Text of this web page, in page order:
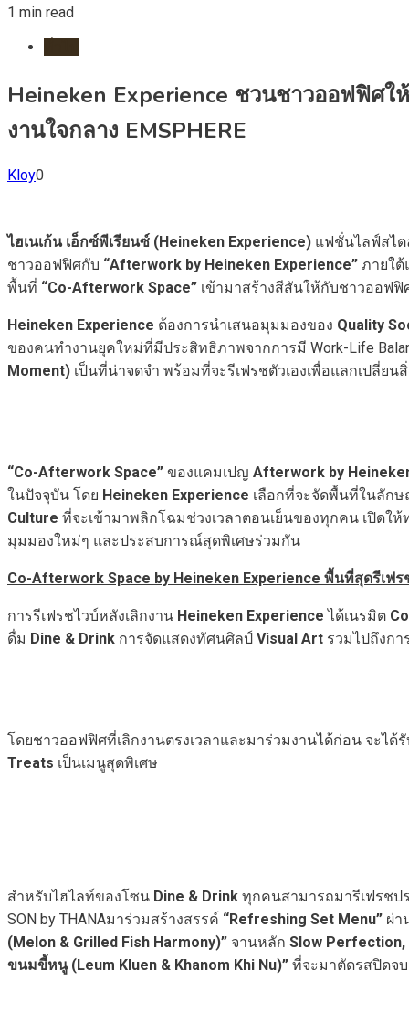
1 min read
Heineken Experience ชวนชาวออฟฟิศใ
งานใจกลาง EMSPHERE
Kloy0
ไฮเนเก้น เอ็กซ์พีเรียนซ์ (Heineken Experience) แฟชั่นไลฟ์สไ
ชาวออฟฟิศกับ “Afterwork by Heineken Experience” ภายใ
พื้นที่ “Co-Afterwork Space” เข้ามาสร้างสีสันให้กับชาวออฟฟิ
Heineken Experience ต้องการนำเสนอมุมมองของ Quality
ของคนทำงานยุคใหม่ที่มีประสิทธิภาพจากการมี Work-Life
Moment) เป็นที่น่าจดจำ พร้อมที่จะรีเฟรชตัวเองเพื่อแลกเปลี่ย
“Co-Afterwork Space” ของแคมเปญ Afterwork by
ในปัจจุบัน โดย Heineken Experience เลือกที่จะจัดพื้นที่ในลัก
Culture ที่จะเข้ามาพลิกโฉมช่วงเวลาตอนเย็นของทุกคน เปิดใ
มุมมองใหม่ๆ และประสบการณ์สุดพิเศษร่วมกัน
Co-Afterwork Space by Heineken Experience พื้นที่สุดรีเฟ
การรีเฟรชไวบ์หลังเลิกงาน Heineken Experience ได้เนรมิต
ดื่ม Dine & Drink การจัดแสดงทัศนศิลป์ Visual Art รวมไปถึงก
โดยชาวออฟฟิศที่เลิกงานตรงเวลาและมาร่วมงานได้ก่อน จะไ
Treats เป็นเมนูสุดพิเศษ
สำหรับไฮไลท์ของโซน Dine & Drink ทุกคนสามารถมารีเฟรชป
SON by THANAมาร่วมสร้างสรรค์ “Refreshing Set Menu” ผ่า
(Melon & Grilled Fish Harmony)” จานหลัก Slow Perfection,
ขนมขี้หนู (Leum Kluen & Khanom Khi Nu)” ที่จะมาตัดรสปิดจ